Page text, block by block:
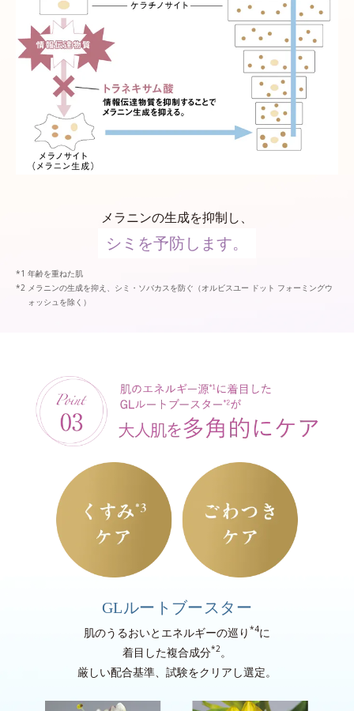
メラニンの生成を抑制し、
シミを予防します。
年齢を重ねた肌
メラニンの生成を抑え、シミ・ソバカスを防ぐ（オルビスユー ドット フォーミングウ
ォッシュを除く）
GLルートブースター
肌のうるおいとエネルギーの巡り *4に
着目した複合成分*2。
厳しい配合基準、試験をクリアし選定。